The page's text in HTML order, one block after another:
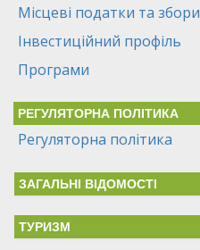
Місцеві податки та збори
Інвестиційний профіль
Програми
РЕГУЛЯТОРНА ПОЛІТИКА
Регуляторна політика
ЗАГАЛЬНІ ВІДОМОСТІ
ТУРИЗМ